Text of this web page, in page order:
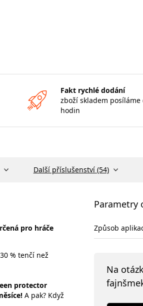
Fakt rychlé dodání
zboží skladem posíláme
hodin
Další příslušenství (54)
pro hráče
% tenčí než
protector
A pak? Když
Parametry
Způsob
Na